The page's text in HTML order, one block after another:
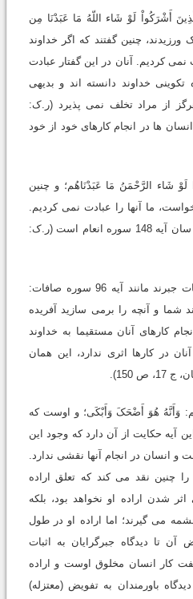
الَّذِینَ أَشْرَکُواْ لَوْ شَاء اللّهُ مَا عَبَدْنَا مِن
چنین گفتند که اگر خداوند
کردیم. آنان در این گفتار عبادت
خداوند دانسته اند و بدیهى
از مراد تخلف نمى پذیرد (ر.ک:
درنتیجه انسان ها در انجام کارهاى خود از خود
لَوْ شَاء الرَّحْمَنُ مَا عَبَدْنَاهُم؛ و چنین
ما آنها را عبادت نمى کردیم.
استدلال به این آیه و نقد آن به سان آیه 148 سوره انعام است (ر.ک:
آیاتى نیز در ظاهر حاکى از اثبات جبرند مانند آیه 96 سوره صافات:
شما و آنچه را برمى سازید آفریده
کارهاى آنان مستقیما به خداوند
در کارها اثرى ندارد، این همان
150).
43 سوره نجم: وَأَنَّهُ هُوَ أَضْحَکَ وَأَبْکَى؛ و اوست که
آیه حکایت از آن دارد که وجود این
و انسان در انجام آنها نقشى ندارد.
چنین نقد مى کند که تعلق اراده
شدن اراده او نخواهد بود، بلکه
مى گیرند؛ اما اراده او در طول
تا دیدگاه جبرگرایان به اثبات
کار انسان مخلوق اوست و اراده
باورمندان به تفویض (معتزله)